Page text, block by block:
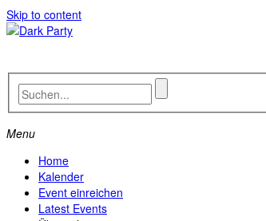
Skip to content
Menu
Home
Kalender
Event einreichen
Latest Events